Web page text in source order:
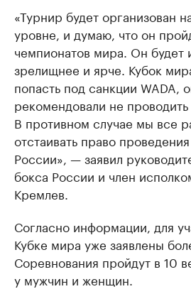
«Турнир будет организован
уровне, и думаю, что он
чемпионатов мира. Он будет
зрелищнее и ярче. Кубок
попасть под санкции WADA,
рекомендовали не
В противном случае мы все
отстаивать право
России», — заявил
бокса России и член
Кремлев.
Согласно информации, для
Кубке мира уже заявлены
Соревнования пройдут в 10
у мужчин и женщин.